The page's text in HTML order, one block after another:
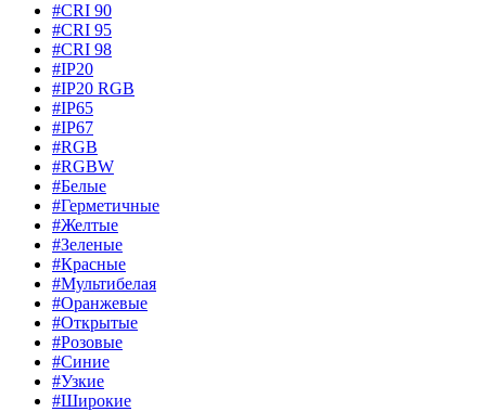
#CRI 90
#CRI 95
#CRI 98
#IP20
#IP20 RGB
#IP65
#IP67
#RGB
#RGBW
#Белые
#Герметичные
#Желтые
#Зеленые
#Красные
#Мультибелая
#Оранжевые
#Открытые
#Розовые
#Синие
#Узкие
#Широкие